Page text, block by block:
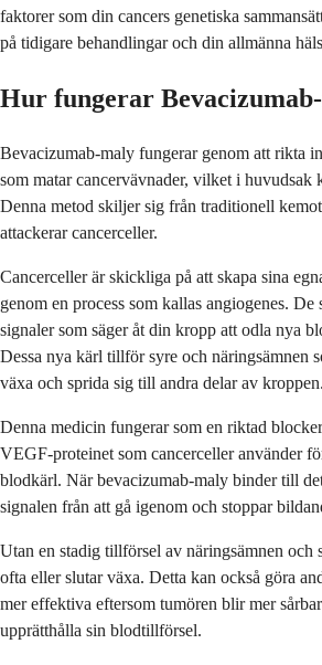
faktorer som din cancers genetiska
på tidigare behandlingar och din allmänna
Hur fungerar
Bevacizumab-maly fungerar genom att rikta
som matar cancervävnader, vilket i huvudsak
Denna metod skiljer sig från traditionell
attackerar cancerceller.
Cancerceller är skickliga på att skapa sina
genom en process som kallas angiogenes.
signaler som säger åt din kropp att odla nya
Dessa nya kärl tillför syre och näringsämnen
växa och sprida sig till andra delar av kroppen.
Denna medicin fungerar som en riktad
VEGF-proteinet som cancerceller använder
blodkärl. När bevacizumab-maly binder till
signalen från att gå igenom och stoppar
Utan en stadig tillförsel av näringsämnen och
ofta eller slutar växa. Detta kan också göra
mer effektiva eftersom tumören blir mer
upprätthålla sin blodtillförsel.